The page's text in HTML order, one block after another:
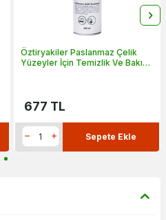
Öztiryakiler Paslanmaz Çelik
Yüzeyler İçin Temizlik Ve Bakım
677 TL
Sepete Ekle